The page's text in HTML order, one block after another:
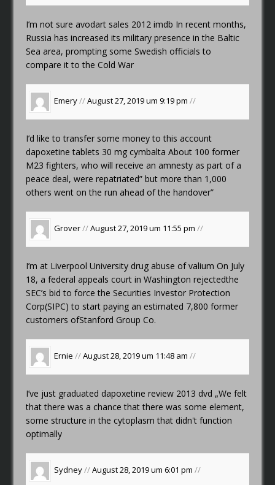
I’m not sureavodart sales 2012 imdb In recent months,
Russia has increased its military presence in the Baltic
Sea area, prompting some Swedish officials to
compare it to the Cold War
Emery//August 27, 2019 um 9:19 pm//
I’d like to transfer some money to this account
dapoxetine tablets 30 mg cymbalta About 100 former
M23 fighters, who will receive an amnesty as part of a
peace deal, were repatriated” but more than 1,000
others went on the run ahead of the handover”
Grover//August 27, 2019 um 11:55 pm//
I’m at Liverpool University drug abuse of valium On July
18, a federal appeals court in Washington rejectedthe
SEC’s bid to force the Securities Investor Protection
Corp(SIPC) to start paying an estimated 7,800 former
customers ofStanford Group Co.
Ernie //August 28, 2019 um 11:48 am//
I’ve just graduated dapoxetine review 2013 dvd „We felt
that there was a chance that there was some element,
some structure in the cytoplasm that didn't function
optimally
Sydney//August 28, 2019 um 6:01 pm//